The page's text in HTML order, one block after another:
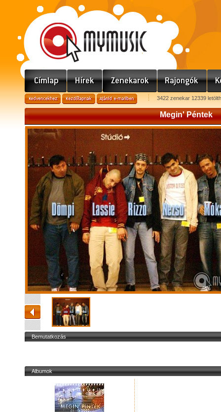
3422 zenekar 12339
Megin' Péntek
Bemutatkozás
Albumok